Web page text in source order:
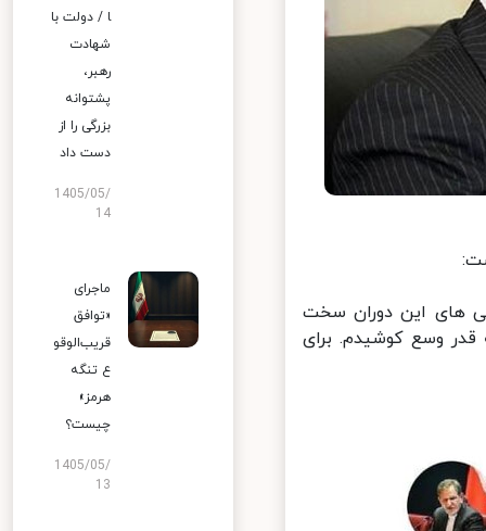
های این دوران سخت
وسع کوشیدم. برای
ا / دولت با
شهادت
رهبر،
پشتوانه
بزرگی را از
دست داد
1405/05/
14
ماجرای
«توافق
قریب‌الوقو
ع تنگه
هرمز»
چیست؟
1405/05/
13